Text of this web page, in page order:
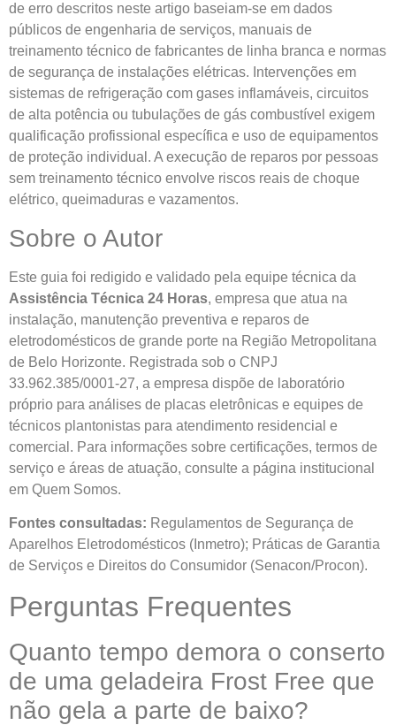
de erro descritos neste artigo baseiam-se em dados
públicos de engenharia de serviços, manuais de
treinamento técnico de fabricantes de linha branca e normas
de segurança de instalações elétricas. Intervenções em
sistemas de refrigeração com gases inflamáveis, circuitos
de alta potência ou tubulações de gás combustível exigem
qualificação profissional específica e uso de equipamentos
de proteção individual. A execução de reparos por pessoas
sem treinamento técnico envolve riscos reais de choque
elétrico, queimaduras e vazamentos.
Sobre o Autor
Este guia foi redigido e validado pela equipe técnica da
Assistência Técnica 24 Horas, empresa que atua na
instalação, manutenção preventiva e reparos de
eletrodomésticos de grande porte na Região Metropolitana
de Belo Horizonte. Registrada sob o CNPJ
33.962.385/0001-27, a empresa dispõe de laboratório
próprio para análises de placas eletrônicas e equipes de
técnicos plantonistas para atendimento residencial e
comercial. Para informações sobre certificações, termos de
serviço e áreas de atuação, consulte a página institucional
em Quem Somos.
Fontes consultadas: Regulamentos de Segurança de
Aparelhos Eletrodomésticos (Inmetro); Práticas de Garantia
de Serviços e Direitos do Consumidor (Senacon/Procon).
Perguntas Frequentes
Quanto tempo demora o conserto
de uma geladeira Frost Free que
não gela a parte de baixo?